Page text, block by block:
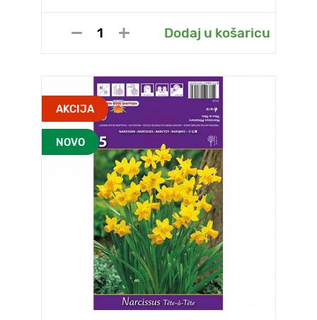
Dodaj u košaricu
AKCIJA
NOVO